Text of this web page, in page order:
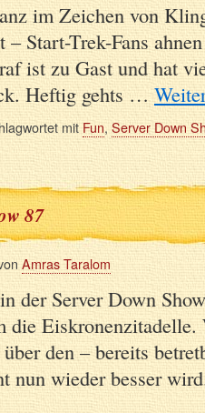
im Zeichen von
– Start-Trek-Fans
ist zu Gast und hat
Heftig gehts …
mitFun, Server Down
87
Amras Taralom
der Server Down
die
den – bereits
nun wieder besser